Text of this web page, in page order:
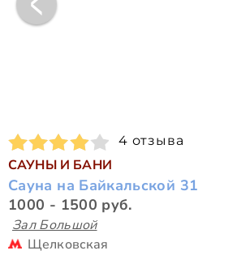
4 отзыва
САУНЫ И БАНИ
Сауна на Байкальской 31
1000 - 1500 руб.
Зал Большой
Щелковская